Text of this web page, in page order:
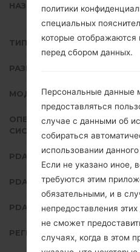
НАЗВАНИЕ ФАЙЛА
SM-
ТИП ПРОШИВКИ
РАЗМЕР ФАЙЛА
МОДЕЛЬ
ОПЕРАЦИОННАЯ
СИСТЕМА
PDA/AP ВЕРСИЯ
PDA/AP ВЕРСИЯ
PDA/AP ВЕРСИЯ
РЕГИОН
политики
специальных
которые отображаются
перед сбором данных.
Персональные данные
предоставляться
случае с данными об
собираться
использовании
Если не указано иное,
требуются этим
обязательными, и в
непредоставления
не сможет
случаях, когда в этом